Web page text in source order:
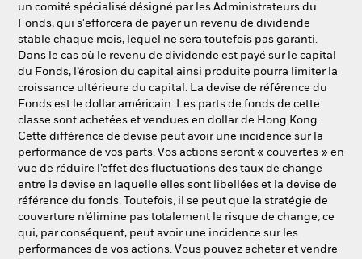
un comité spécialisé désigné par les Administrateurs du
Fonds, qui s'efforcera de payer un revenu de dividende
stable chaque mois, lequel ne sera toutefois pas garanti.
Dans le cas où le revenu de dividende est payé sur le capital
du Fonds, l’érosion du capital ainsi produite pourra limiter la
croissance ultérieure du capital. La devise de référence du
Fonds est le dollar américain. Les parts de fonds de cette
classe sont achetées et vendues en dollar de Hong Kong .
Cette différence de devise peut avoir une incidence sur la
performance de vos parts. Vos actions seront « couvertes » en
vue de réduire l’effet des fluctuations des taux de change
entre la devise en laquelle elles sont libellées et la devise de
référence du fonds. Toutefois, il se peut que la stratégie de
couverture n’élimine pas totalement le risque de change, ce
qui, par conséquent, peut avoir une incidence sur les
performances de vos actions. Vous pouvez acheter et vendre